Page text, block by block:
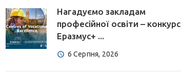
Нагадуємо закладам
професійної освіти – конкурс
Еразмус+ ...
6 Серпня, 2026